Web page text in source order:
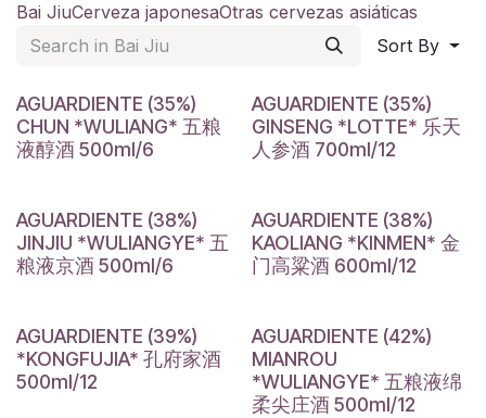
Bai JiuCerveza japonesaOtras cervezas asiáticas
Sort By
AGUARDIENTE (35%)
CHUN *WULIANG* 五粮
液醇酒 500ml/6
AGUARDIENTE (35%)
GINSENG *LOTTE* 乐天
人参酒 700ml/12
AGUARDIENTE (38%)
JINJIU *WULIANGYE* 五
粮液京酒 500ml/6
AGUARDIENTE (38%)
KAOLIANG *KINMEN* 金
门高粱酒 600ml/12
AGUARDIENTE (39%)
*KONGFUJIA* 孔府家酒
500ml/12
AGUARDIENTE (42%)
MIANROU
*WULIANGYE* 五粮液绵
柔尖庄酒 500ml/12